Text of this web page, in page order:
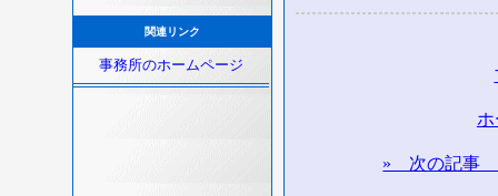
関連リンク
事務所のホームページ
» 次の記事